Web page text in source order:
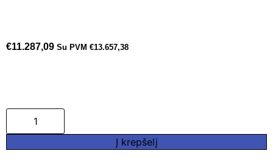
€11.287,09 Su PVM €13.657,38
Į krepšelį